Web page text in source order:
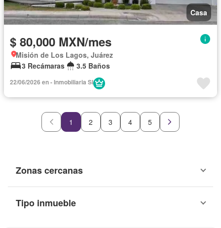
Casa
$ 80,000 MXN/mes
Misión de Los Lagos, Juárez
3 Recámaras
3.5 Baños
22/06/2026 en - Inmobiliaria SI
1 2 3 4 5
Zonas cercanas
Tipo inmueble